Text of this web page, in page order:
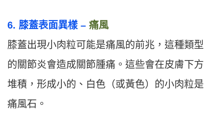
6. 膝蓋表面異樣 – 痛風
膝蓋出現小肉粒可能是痛風的前兆，這種類型
的關節炎會造成關節腫痛。這些會在皮膚下方
堆積，形成小的、白色（或黃色）的小肉粒是
痛風石。